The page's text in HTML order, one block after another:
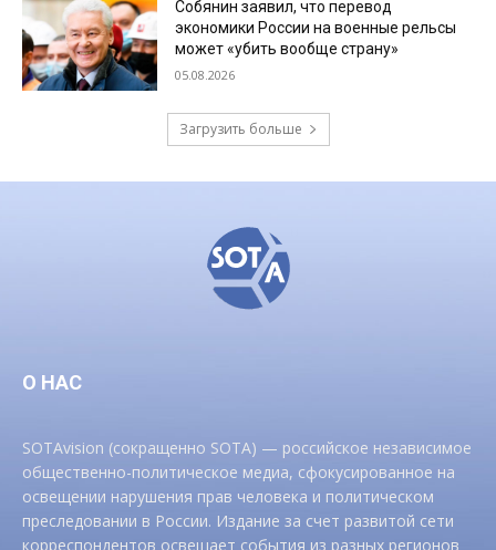
Собянин заявил, что перевод
экономики России на военные рельсы
может «убить вообще страну»
05.08.2026
Загрузить больше
О НАС
SOTAvision (сокращенно SOTA) — российское независимое
общественно-политическое медиа, сфокусированное на
освещении нарушения прав человека и политическом
преследовании в России. Издание за счет развитой сети
корреспондентов освещает события из разных регионов